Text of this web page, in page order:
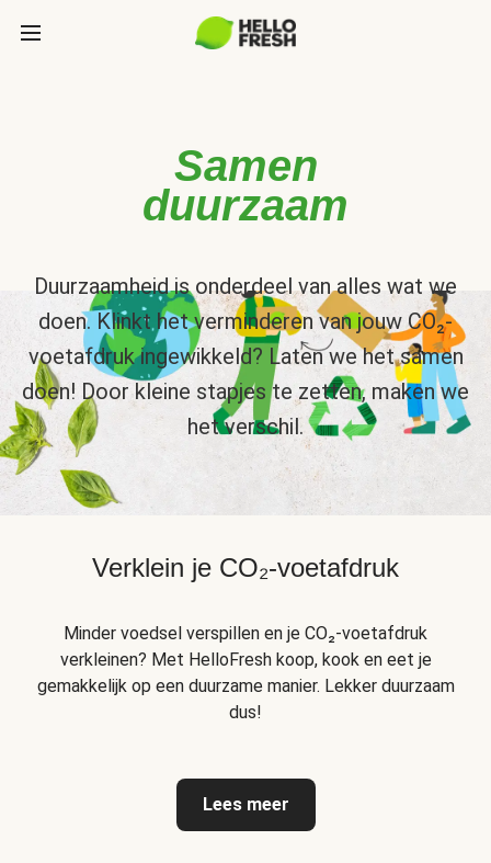
Samen
duurzaam
Duurzaamheid is onderdeel van alles wat we
doen. Klinkt het verminderen van jouw CO₂-
voetafdruk ingewikkeld? Laten we het samen
doen! Door kleine stapjes te zetten, maken we
het verschil.
Verklein je CO₂-voetafdruk
Minder voedsel verspillen en je CO₂-voetafdruk
verkleinen? Met HelloFresh koop, kook en eet je
gemakkelijk op een duurzame manier. Lekker duurzaam
dus!
Lees meer